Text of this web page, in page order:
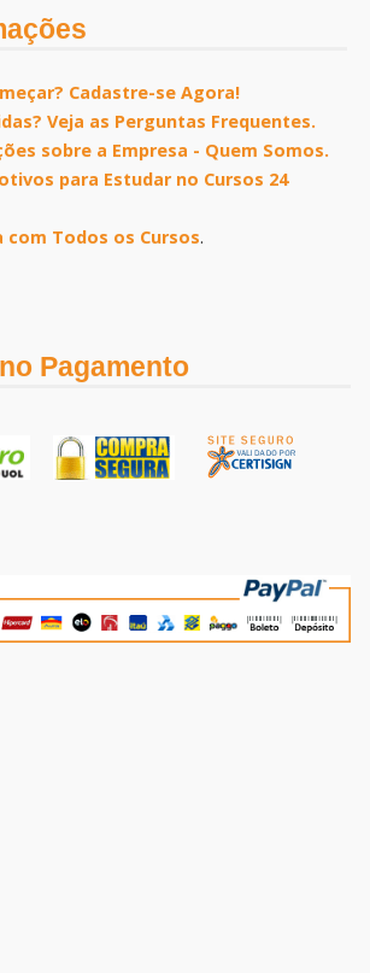
Cadastre-se Agora!
Veja as Perguntas Frequentes.
sobre a Empresa - Quem Somos.
para Estudar no Cursos 24
com Todos os Cursos.
Pagamento